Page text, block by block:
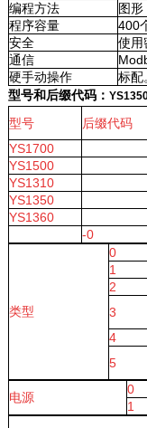
编程方法
图形
程序容量
400
安全
使用
通信
硬手动操作
标配
型号和后缀代码：
型号
后缀代码
YS1700
YS1500
YS1310
YS1350
YS1360
-0
类型
0
1
2
3
4
5
电源
0
1